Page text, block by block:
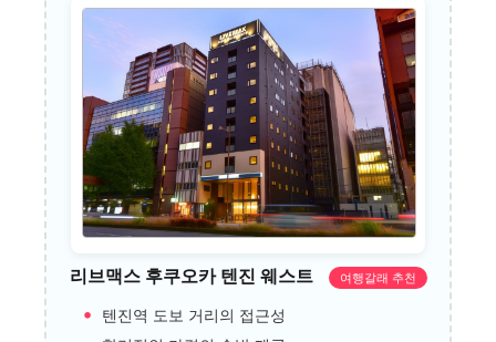
리브맥스 후쿠오카 텐진 웨스트 여행갈래 추천
텐진역 도보 거리의 접근성